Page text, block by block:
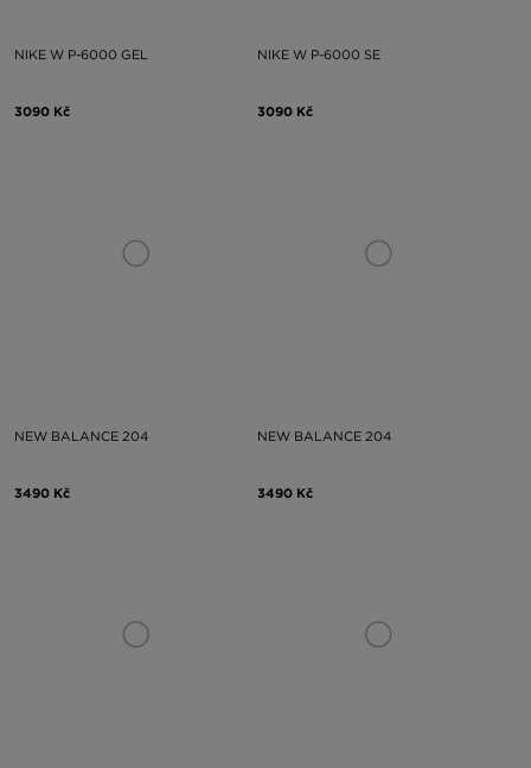
NIKE W P-6000 GEL
3090 Kč
NIKE W P-6000 SE
3090 Kč
NEW BALANCE 204
3490 Kč
NEW BALANCE 204
3490 Kč